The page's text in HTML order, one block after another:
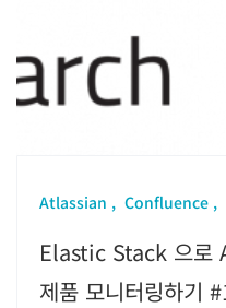
Atlassian Confluence
Elastic Stack 으
제품 모니터링하기